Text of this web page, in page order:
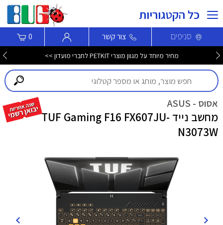
כל הקטגוריות
סניפים צור קשר 0
מחיר מיוחד על מגוון מוצרי PETKIT לחברי מועדון >>
אסוס - ASUS
מחשב נייד TUF Gaming F16 FX607JU-
N3073W